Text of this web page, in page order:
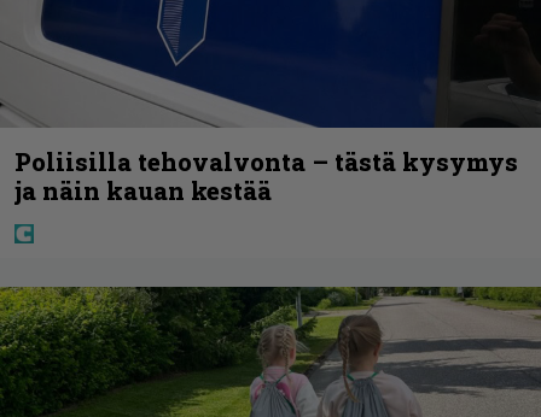
Poliisilla tehovalvonta – tästä kysymys
ja näin kauan kestää